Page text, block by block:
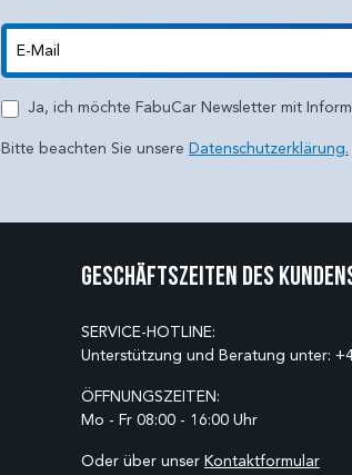
Ja, ich möchte FabuCar Newsletter mit
Bitte beachten Sie unsere Datenschutzerklärung.
Geschäftszeiten des
SERVICE-HOTLINE:
Unterstützung und Beratung unter:
ÖFFNUNGSZEITEN:
Mo - Fr 08:00 - 16:00 Uhr
Oder über unser Kontaktformular